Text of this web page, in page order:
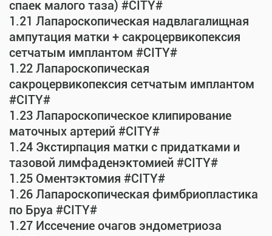
спаек малого таза) #CITY#
1.21 Лапароскопическая надвлагалищная
ампутация матки + сакроцервикопексия
сетчатым имплантом #CITY#
1.22 Лапароскопическая
сакроцервикопексия сетчатым имплантом
#CITY#
1.23 Лапароскопическое клипирование
маточных артерий #CITY#
1.24 Экстирпация матки с придатками и
тазовой лимфаденэктомией #CITY#
1.25 Оментэктомия #CITY#
1.26 Лапароскопическая фимбриопластика
по Бруа #CITY#
1.27 Иссечение очагов эндометриоза